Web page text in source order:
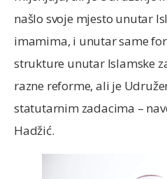
našlo svoje mjesto unutar
imamima, i unutar same
strukture unutar Islamske
razne reforme, ali je
statutarnim zadacima –
Hadžić.